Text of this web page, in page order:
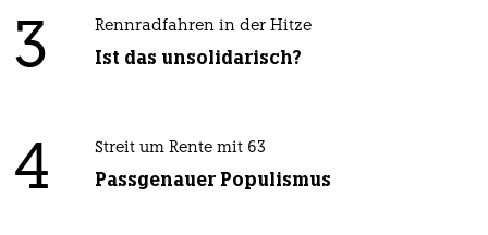
3 Rennradfahren in der Hitze
Ist das unsolidarisch?
4 Streit um Rente mit 63
Passgenauer Populismus